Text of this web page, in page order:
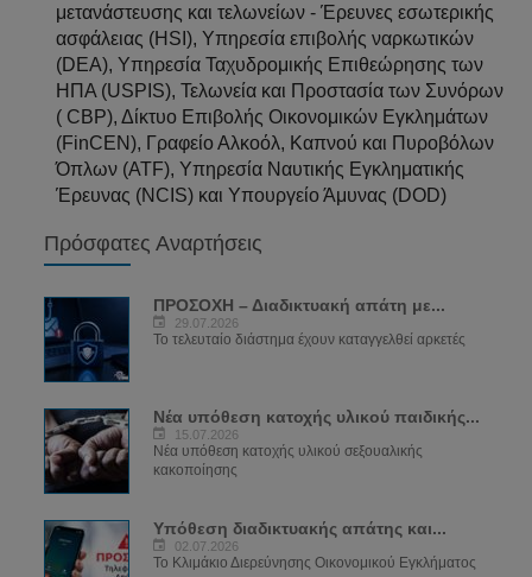
μετανάστευσης και τελωνείων - Έρευνες εσωτερικής
ασφάλειας (HSI), Υπηρεσία επιβολής ναρκωτικών
(DEA), Υπηρεσία Ταχυδρομικής Επιθεώρησης των
ΗΠΑ (USPIS), Τελωνεία και Προστασία των Συνόρων
( CBP), Δίκτυο Επιβολής Οικονομικών Εγκλημάτων
(FinCEN), Γραφείο Αλκοόλ, Καπνού και Πυροβόλων
Όπλων (ATF), Υπηρεσία Ναυτικής Εγκληματικής
Έρευνας (NCIS) και Υπουργείο Άμυνας (DOD)
Πρόσφατες Αναρτήσεις
ΠΡΟΣΟΧΗ – Διαδικτυακή απάτη με...
29.07.2026
Το τελευταίο διάστημα έχουν καταγγελθεί αρκετές
Νέα υπόθεση κατοχής υλικού παιδικής...
15.07.2026
Νέα υπόθεση κατοχής υλικού σεξουαλικής
κακοποίησης
Υπόθεση διαδικτυακής απάτης και...
02.07.2026
Το Κλιμάκιο Διερεύνησης Οικονομικού Εγκλήματος